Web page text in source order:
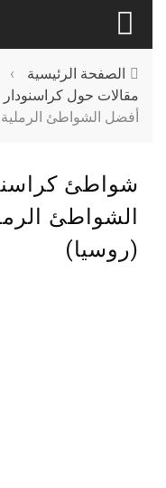
الصفحة الرئيسية ›
مقالات حول كراسنودار
أفضل الشواطئ
شواطئ
الشواطئ
(روسيا)